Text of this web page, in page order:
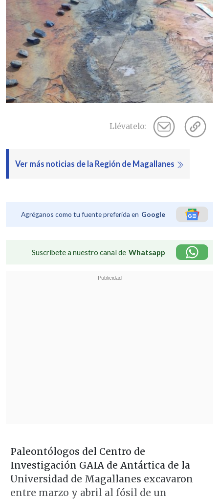
Llévatelo:
Ver más noticias de la Región de Magallanes
Agréganos como tu fuente preferida en Google
Suscríbete a nuestro canal de Whatsapp
Paleontólogos del Centro de
Investigación GAIA de Antártica de la
Universidad de Magallanes excavaron
entre marzo y abril al fósil de un